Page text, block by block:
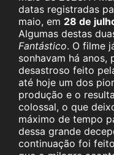
datas registradas
maio, em 28 de
Algumas destas
Fantástico. O filme
sonhavam há
desastroso feito
até hoje um dos
produção e o
colossal, o que
máximo de tempo
dessa grande
continuação foi